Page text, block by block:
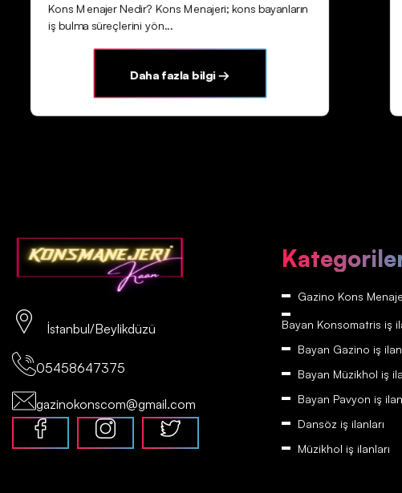
Kons Menajer Nedir? Kons Menajeri; kons bayanların
iş bulma süreçlerini yön...
Daha fazla bilgi →
İstanbul/Beylikdüzü
05458647375
gazinokonscom@gmail.com
Gazino Kons
Bayan Konsomatris iş
Bayan Gazino iş
Bayan Müzikhol iş
Bayan Pavyon iş
Dansöz iş ilanları
Müzikhol iş ilanları